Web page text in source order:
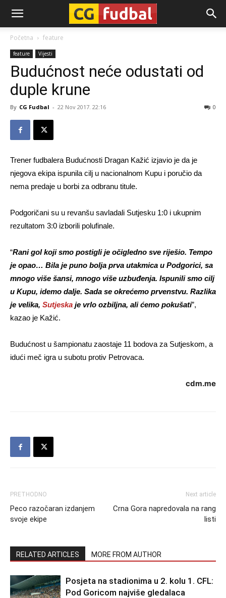
CG-
Fudbal
Početna feature
feature Vijesti
Budućnost neće odustati od
duple krune
By CG Fudbal - 22 Nov 2017. 22:16 0
Trener fudbalera Budućnosti Dragan Kažić izjavio je da je
njegova ekipa ispunila cilj u nacionalnom Kupu i poručio da
nema predaje u borbi za odbranu titule.
Podgoričani su u revanšu savladali Sutjesku 1:0 i ukupnim
rezultatom 3:0 izborili polufinale.
“Rani gol koji smo postigli je očigledno sve riješio. Tempo
je opao… Bila je puno bolja prva utakmica u Podgorici, sa
mnogo više šansi, mnogo više uzbuđenja. Ispunili smo cilj
u Kupu, idemo dalje. Sada se okrećemo prvenstvu. Razlika
je velika, Sutjeska je vrlo ozbiljna, ali ćemo pokušati”,
kazao je Kažić.
Budućnost u šampionatu zaostaje 11 bodova za Sutjeskom, a
idući meč igra u subotu protiv Petrovaca.
cdm.me
PRETHODNO
Peco razočaran izdanjem
svoje ekipe
Next article
Crna Gora napredovala na rang
listi
RELATED ARTICLES MORE FROM AUTHOR
Posjeta na stadionima u 2. kolu 1. CFL:
Pod Goricom najviše gledalaca